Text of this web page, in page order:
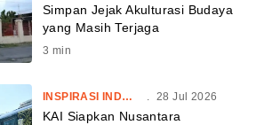
Simpan Jejak Akulturasi Budaya
yang Masih Terjaga
3 min
INSPIRASI INDONESIA . 28 Jul 2026
KAI Siapkan Nusantara